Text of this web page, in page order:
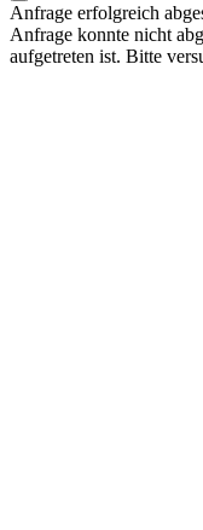
Anfrage erfolgreich
Anfrage konnte nicht
aufgetreten ist. Bitte